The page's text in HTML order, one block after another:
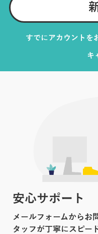
すでにアカウントを
キ
安心サポート
メールフォームからお
タッフが丁寧にスピー